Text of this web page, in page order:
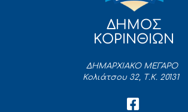
ΔΗΜΟΣ
ΚΟΡΙΝΘΙΩΝ
ΔΗΜΑΡΧΙΑΚΟ ΜΕΓΑΡΟ
Κολιάτσου 32, Τ.Κ. 20131